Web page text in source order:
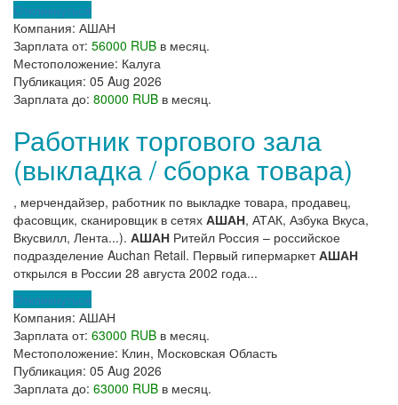
Откликнуться
Компания: АШАН
Зарплата от: 56000 RUB в месяц.
Местоположение: Калуга
Публикация: 05 Aug 2026
Зарплата до: 80000 RUB в месяц.
Работник торгового зала
(выкладка / сборка товара)
, мерчендайзер, работник по выкладке товара, продавец,
фасовщик, сканировщик в сетях АШАН, АТАК, Азбука Вкуса,
Вкусвилл, Лента...). АШАН Ритейл Россия – российское
подразделение Auchan Retail. Первый гипермаркетАШАН
открылся в России 28 августа 2002 года...
Откликнуться
Компания: АШАН
Зарплата от: 63000 RUB в месяц.
Местоположение: Клин, Московская Область
Публикация: 05 Aug 2026
Зарплата до: 63000 RUB в месяц.